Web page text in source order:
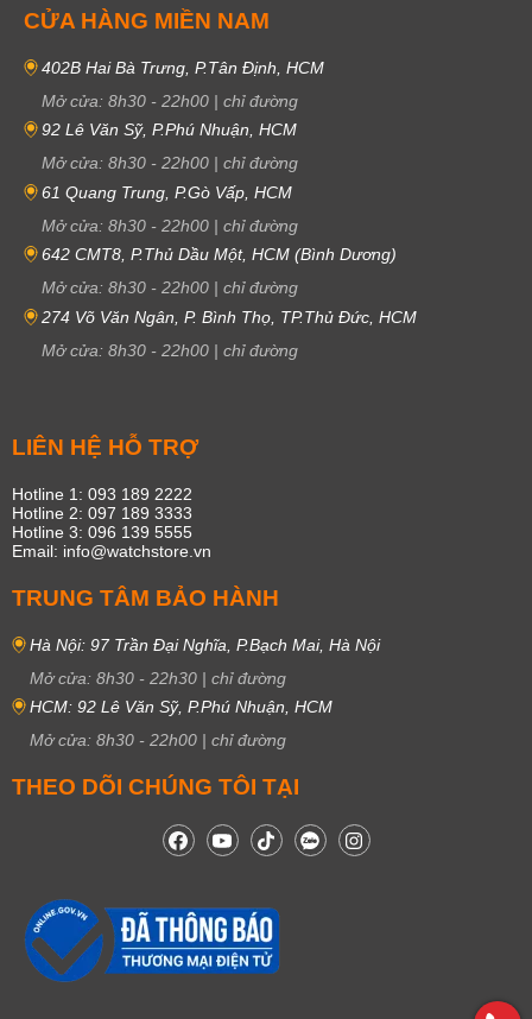
CỬA HÀNG MIỀN NAM
402B Hai Bà Trưng, P.Tân Định, HCM
Mở cửa: 8h30 - 22h00 | chỉ đường
92 Lê Văn Sỹ, P.Phú Nhuận, HCM
Mở cửa: 8h30 - 22h00 | chỉ đường
61 Quang Trung, P.Gò Vấp, HCM
Mở cửa: 8h30 - 22h00 | chỉ đường
642 CMT8, P.Thủ Dầu Một, HCM (Bình Dương)
Mở cửa: 8h30 - 22h00 | chỉ đường
274 Võ Văn Ngân, P. Bình Thọ, TP.Thủ Đức, HCM
Mở cửa: 8h30 - 22h00 | chỉ đường
LIÊN HỆ HỖ TRỢ
Hotline 1: 093 189 2222
Hotline 2: 097 189 3333
Hotline 3: 096 139 5555
Email: info@watchstore.vn
TRUNG TÂM BẢO HÀNH
Hà Nội: 97 Trần Đại Nghĩa, P.Bạch Mai, Hà Nội
Mở cửa: 8h30 - 22h30 | chỉ đường
HCM: 92 Lê Văn Sỹ, P.Phú Nhuận, HCM
Mở cửa: 8h30 - 22h00 | chỉ đường
THEO DÕI CHÚNG TÔI TẠI